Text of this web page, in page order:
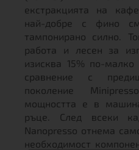
екстракцията на
най-добре с фино
тампонирано силно.
работа и лесен за
изисква 15% по-
сравнение с
поколение
мощността е в
ръце. След всеки
Nanopresso отнема
необходимост